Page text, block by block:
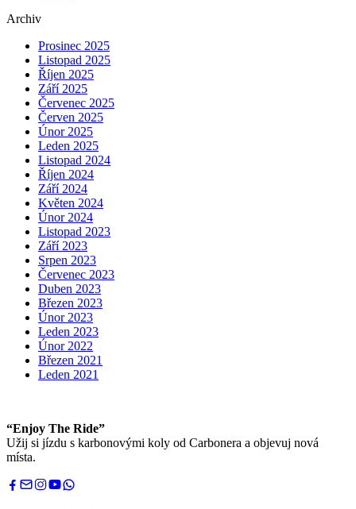
Archiv
Prosinec 2025
Listopad 2025
Říjen 2025
Září 2025
Červenec 2025
Červen 2025
Únor 2025
Leden 2025
Listopad 2024
Říjen 2024
Září 2024
Květen 2024
Únor 2024
Listopad 2023
Září 2023
Srpen 2023
Červenec 2023
Duben 2023
Březen 2023
Únor 2023
Leden 2023
Únor 2022
Březen 2021
Leden 2021
“Enjoy The Ride”
Užij si jízdu s karbonovými koly od Carbonera a objevuj nová
místa.